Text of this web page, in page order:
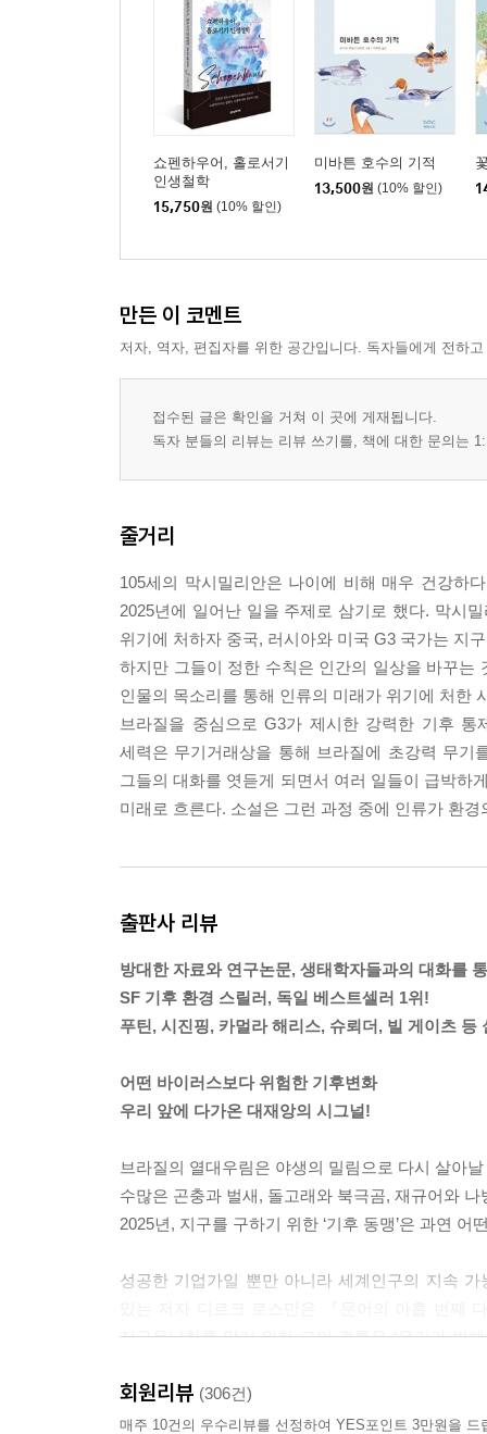
쇼펜하우어, 홀로서기
인생철학
15,750원 (10% 할인)
미바튼 호수의 기적
13,500원 (10% 할인)
만든 이 코멘트
저자, 역자, 편집자를 위한 공간입니다. 독자들에게 전하
접수된 글은 확인을 거쳐 이 곳에 게재됩니다.
독자 분들의 리뷰는 리뷰 쓰기를, 책에 대한 문의는
줄거리
105세의 막시밀리안은 나이에 비해 매우 건강하
2025년에 일어난 일을 주제로 삼기로 했다. 막시
위기에 처하자 중국, 러시아와 미국 G3 국가는 지
하지만 그들이 정한 수칙은 인간의 일상을 바꾸는
인물의 목소리를 통해 인류의 미래가 위기에 처한
브라질을 중심으로 G3가 제시한 강력한 기후
세력은 무기거래상을 통해 브라질에 초강력 무기
그들의 대화를 엿듣게 되면서 여러 일들이 급박하
미래로 흐른다. 소설은 그런 과정 중에 인류가 환
출판사 리뷰
방대한 자료와 연구논문, 생태학자들과의 대화를
SF 기후 환경 스릴러, 독일 베스트셀러 1위!
푸틴, 시진핑, 카멀라 해리스, 슈뢰더, 빌 게이츠 등
어떤 바이러스보다 위험한 기후변화
우리 앞에 다가온 대재앙의 시그널!
브라질의 열대우림은 야생의 밀림으로 다시 살아
수많은 곤충과 벌새, 돌고래와 북극곰, 재규어와
2025년, 지구를 구하기 위한 ‘기후 동맹’은 과연 어
성공한 기업가일 뿐만 아니라 세계인구의 지속
지구온난화를 막기 위한 그의 결론은 “우리가 변
2020년 10월 독일 일간지 《프랑크푸르터 알게
회원리뷰 (306건)
매주 10건의 우수리뷰를 선정하여 YES포인트 3만원을 드